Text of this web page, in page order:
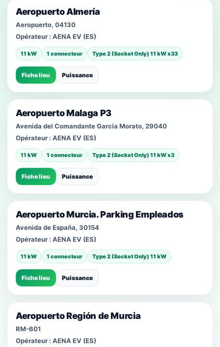
Aeropuerto Almería
Aeropuerto, 04130
Opérateur : AENA EV (ES)
11 kW 1 connecteur Type 2 (Socket Only) 11 kW x33
Fiche lieu Puissance
Aeropuerto Malaga P3
Avenida del Comandante García Morato, 29040
Opérateur : AENA EV (ES)
11 kW 1 connecteur Type 2 (Socket Only) 11 kW x3
Fiche lieu Puissance
Aeropuerto Murcia. Parking Empleados
Avenida de España, 30154
Opérateur : AENA EV (ES)
11 kW 1 connecteur Type 2 (Socket Only) 11 kW
Fiche lieu Puissance
Aeropuerto Región de Murcia
RM-601
Opérateur : AENA EV (ES)